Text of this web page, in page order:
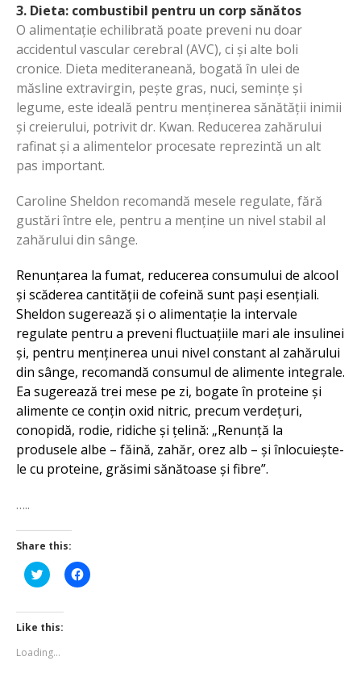
3. Dieta: combustibil pentru un corp sănătos
O alimentație echilibrată poate preveni nu doar
accidentul vascular cerebral (AVC), ci și alte boli
cronice. Dieta mediteraneană, bogată în ulei de
măsline extravirgin, pește gras, nuci, semințe și
legume, este ideală pentru menținerea sănătății inimii
și creierului, potrivit dr. Kwan. Reducerea zahărului
rafinat și a alimentelor procesate reprezintă un alt
pas important.
Caroline Sheldon recomandă mesele regulate, fără
gustări între ele, pentru a menține un nivel stabil al
zahărului din sânge.
Renunțarea la fumat, reducerea consumului de alcool
și scăderea cantității de cofeină sunt pași esențiali.
Sheldon sugerează și o alimentație la intervale
regulate pentru a preveni fluctuațiile mari ale insulinei
și, pentru menținerea unui nivel constant al zahărului
din sânge, recomandă consumul de alimente integrale.
Ea sugerează trei mese pe zi, bogate în proteine și
alimente ce conțin oxid nitric, precum verdețuri,
conopidă, rodie, ridiche și țelină: „Renunță la
produsele albe – făină, zahăr, orez alb – și înlocuiește-
le cu proteine, grăsimi sănătoase și fibre”.
…..
Share this:
Click
to
Twitter
(Opens
in
window)
Click
to
Like this:
Loading...